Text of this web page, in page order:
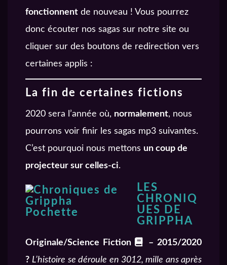
fonctionnent de nouveau ! Vous pourrez
donc écouter nos sagas sur notre site ou
cliquer sur des boutons de redirection vers
certaines applis :
La fin de certaines fictions
2020 sera l’année où, normalement, nous
pourrons voir finir les sagas mp3 suivantes.
C’est pourquoi nous mettons un coup de
projecteur sur celles-ci.
LES
CHRONIQ
UES DE
GRIPPHA
Originale/Science Fiction
– 2015/2020
? L’histoire se déroule en 3012, mille ans après